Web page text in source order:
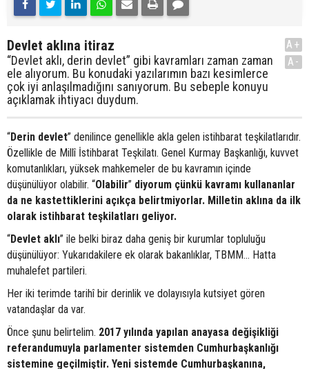
Devlet aklına itiraz
“Devlet aklı, derin devlet” gibi kavramları zaman zaman
ele alıyorum. Bu konudaki yazılarımın bazı kesimlerce
çok iyi anlaşılmadığını sanıyorum. Bu sebeple konuyu
açıklamak ihtiyacı duydum.
A+
A-
“Derin devlet” denilince genellikle akla gelen istihbarat teşkilatlarıdır.
Özellikle de Millî İstihbarat Teşkilatı. Genel Kurmay Başkanlığı, kuvvet
komutanlıkları, yüksek mahkemeler de bu kavramın içinde
düşünülüyor olabilir. “Olabilir” diyorum çünkü kavramı kullananlar
da ne kastettiklerini açıkça belirtmiyorlar. Milletin aklına da ilk
olarak istihbarat teşkilatları geliyor.
“Devlet aklı” ile belki biraz daha geniş bir kurumlar topluluğu
düşünülüyor: Yukarıdakilere ek olarak bakanlıklar, TBMM… Hatta
muhalefet partileri.
Her iki terimde tarihî bir derinlik ve dolayısıyla kutsiyet gören
vatandaşlar da var.
Önce şunu belirtelim. 2017 yılında yapılan anayasa değişikliği
referandumuyla parlamenter sistemden Cumhurbaşkanlığı
sistemine geçilmiştir. Yeni sistemde Cumhurbaşkanına,